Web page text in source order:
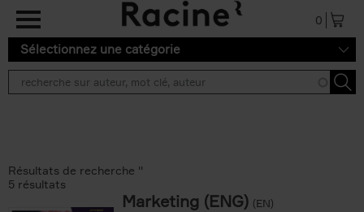
Aller au contenu principal
0
Sélectionnez une catégorie
Résultats de recherche ''
5 résultats
Marketing (ENG) (EN)